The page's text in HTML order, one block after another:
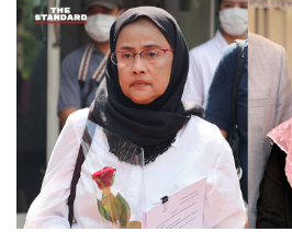
ABOUT THE
THE
กองบรรณาธิการ